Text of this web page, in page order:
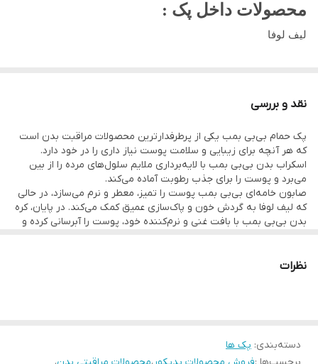
محصولات داخل پک :
لیف لوفا
یک پروشور برای توضیحات محصولات
ترکیبی حرفه‌ای برای مراقبت بدن، آبرسانی پوست و روشن‌تر شدن
نواحی تیره.
پک حمام بی‌بی بمب در سه رایحه دل‌انگیز عرضه
ویولت (لوندر): آرامش‌بخش و مناسب زمان استراحت
نقد و بررسی
پک حمام بی‌بی بمب یکی از پرطرفدارترین محصولات مراقبت بدن است
که هر آنچه برای زیبایی و سلامت پوست نیاز داری را در خود دارد.
اسکراب بدن بی‌بی بمب با لایه‌برداری ملایم سلول‌های مرده را از بین
می‌برد و پوست را برای جذب رطوبت آماده می‌کند.
صابون خامه‌ای بی‌بی بمب پوست را تمیز، معطر و نرم می‌سازد، در حالی
که لیف لوفا به گردش خون و پاک‌سازی عمیق کمک می‌کند. در پایان، کره
بدن بی‌بی بمب با بافت غنی و نرم‌کننده خود، پوست را آبرسانی کرده و
بدن روزانه ایده‌آل است. ظاهر فانتزی و بوی فوق‌العاده آن نیز باعث
نظرات
دسته‌بندی: پک ها